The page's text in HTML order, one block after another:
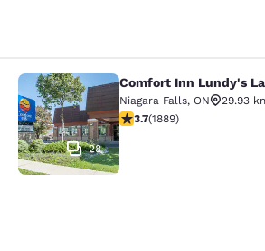
Comfort Inn Lundy's
28
Comfort Inn Lundy's
Niagara Falls, ON
29.93
calificación de 3.67
3.7(1889)